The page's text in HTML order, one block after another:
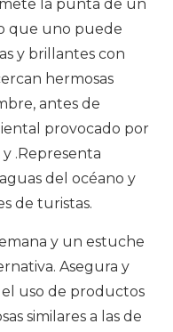
la punta de un
que uno puede
y brillantes con
hermosas
antes de
provocado por
.Representa
del océano y
de turistas.
y un estuche
Asegura y
uso de productos
similares a las de